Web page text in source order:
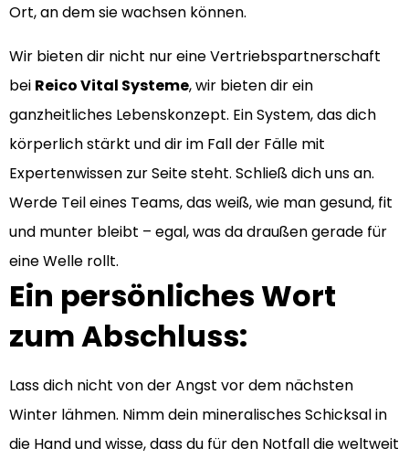
Ort, an dem sie wachsen können.
Wir bieten dir nicht nur eine Vertriebspartnerschaft
bei Reico Vital Systeme, wir bieten dir ein
ganzheitliches Lebenskonzept. Ein System, das dich
körperlich stärkt und dir im Fall der Fälle mit
Expertenwissen zur Seite steht. Schließ dich uns an.
Werde Teil eines Teams, das weiß, wie man gesund, fit
und munter bleibt – egal, was da draußen gerade für
eine Welle rollt.
Ein persönliches Wort
zum Abschluss:
Lass dich nicht von der Angst vor dem nächsten
Winter lähmen. Nimm dein mineralisches Schicksal in
die Hand und wisse, dass du für den Notfall die weltweit